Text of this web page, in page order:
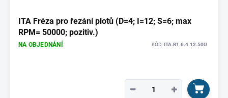
ITA Fréza pro řezání plotů (D=4; I=12; S=6; max
RPM= 50000; pozitiv.)
NA OBJEDNÁNÍ KÓD:ITA.R1.6.4.12.50U
+
−